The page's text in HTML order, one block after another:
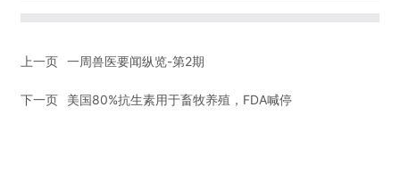
上一页 一周兽医要闻纵览-第2期
下一页 美国80%抗生素用于畜牧养殖，FDA喊停